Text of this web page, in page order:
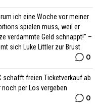
ich eine Woche vor meiner
spielen muss, weil er
verdammte Geld schnappt!" –
sich Luke Littler zur Brust
0
schafft freien Ticketverkauf ab
per Los vergeben
0